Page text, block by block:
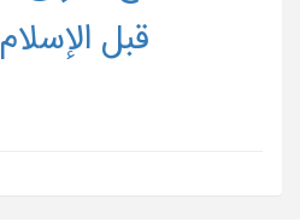
قبل الإسلام